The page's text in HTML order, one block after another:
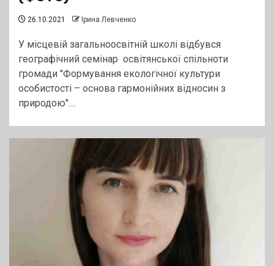
26.10.2021 Ірина Левченко
У місцевій загальноосвітній школі відбувся
географічний семінар освітянської спільноти
громади "Формування екологічної культури
особистості – основа гармонійних відносин з
природою''....